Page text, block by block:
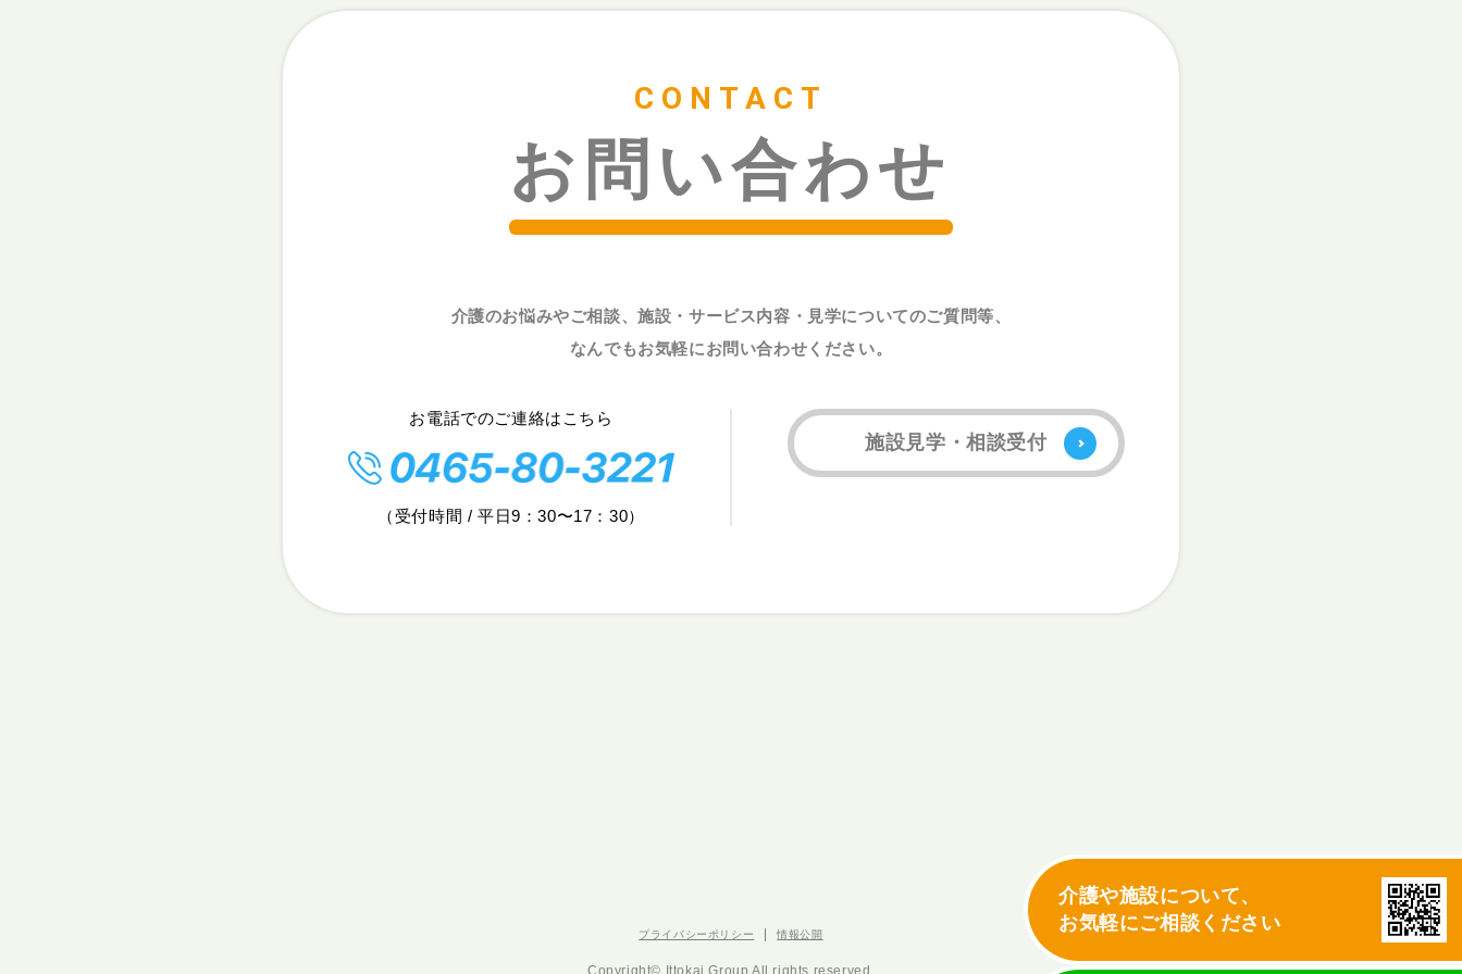
介護や施設について、
お気軽にご相談ください
CONTACT
お問い合わせ
介護のお悩みやご相談、施設・サービス内容・見学についてのご質問等、
なんでもお気軽にお問い合わせください。
お電話でのご連絡はこちら
（受付時間 / 平日9：30〜17：30）
施設見学・相談受付
プライバシーポリシー 情報公開